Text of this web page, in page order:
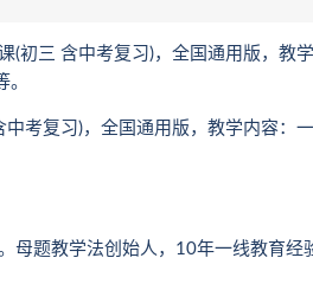
三 含中考复习)，全国通用版，教学
复习)，全国通用版，教学内容：一
题教学法创始人，10年一线教育经